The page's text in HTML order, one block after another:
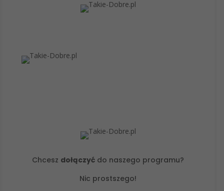
Chcesz dołączyć do naszego programu?
Nic prostszego!